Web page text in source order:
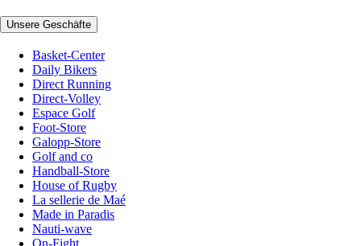
Unsere Geschäfte
Basket-Center
Daily Bikers
Direct Running
Direct-Volley
Espace Golf
Foot-Store
Galopp-Store
Golf and co
Handball-Store
House of Rugby
La sellerie de Maé
Made in Paradis
Nauti-wave